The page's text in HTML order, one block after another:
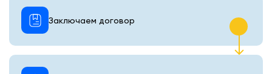
Заключаем договор